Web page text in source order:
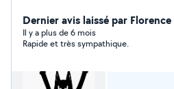
disposition.
Dernier avis laissé par
Il y a plus de 6 mois
Rapide et très sympathique.